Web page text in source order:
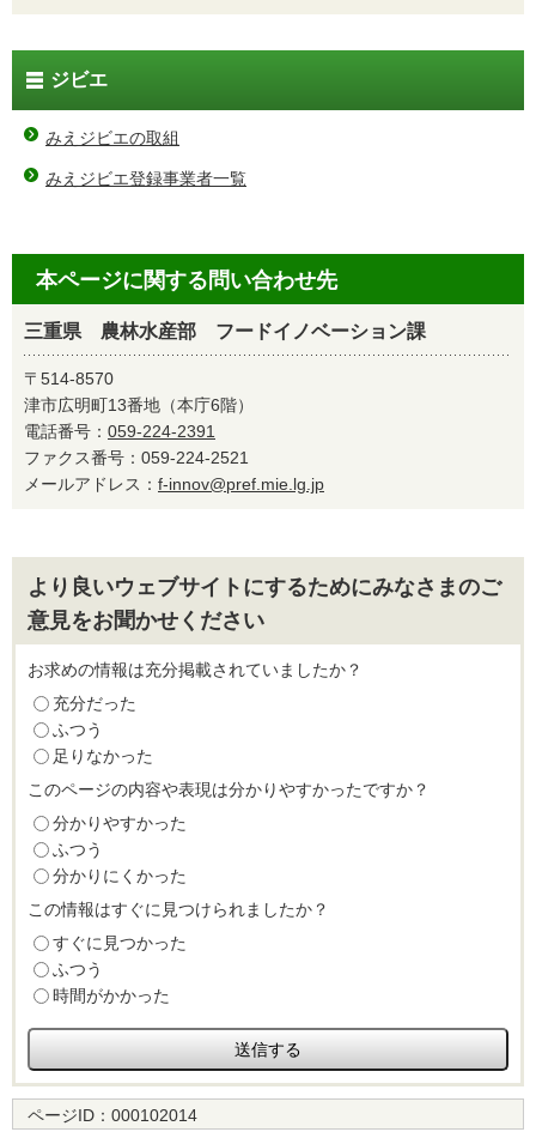
ジビエ
みえジビエの取組
みえジビエ登録事業者一覧
本ページに関する問い合わせ先
三重県 農林水産部 フードイノベーション課
〒514-8570
津市広明町13番地（本庁6階）
電話番号： 059-224-2391
ファクス番号：059-224-2521
メールアドレス： f-innov@pref.mie.lg.jp
より良いウェブサイトにするためにみなさまのご
意見をお聞かせください
お求めの情報は充分掲載されていましたか？
充分だった
ふつう
足りなかった
このページの内容や表現は分かりやすかったですか？
分かりやすかった
ふつう
分かりにくかった
この情報はすぐに見つけられましたか？
すぐに見つかった
ふつう
時間がかかった
ページID： 000102014